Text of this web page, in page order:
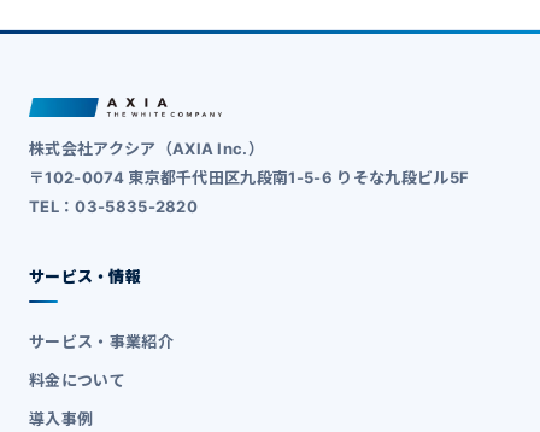
株式会社アクシア（AXIA Inc.）
〒102-0074 東京都千代田区九段南1-5-6 りそな九段ビル5F
TEL：03-5835-2820
サービス・情報
サービス・事業紹介
料金について
導入事例